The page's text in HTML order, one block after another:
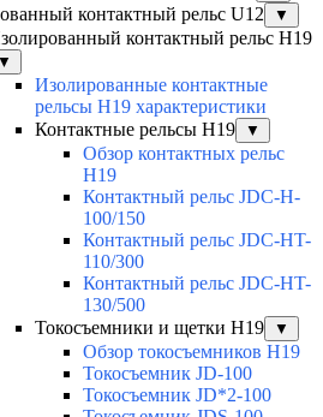
контактный рельс U12 ▼
контактный рельс Н19
▼
Изолированные контактные
рельсы Н19 характеристики
Контактные рельсы H19
▼
Обзор контактных рельс
H19
Контактный рельс JDC-H-
100/150
Контактный рельс JDC-HT-
110/300
Контактный рельс JDC-HT-
130/500
Токосъемники и щетки H19
▼
Обзор токосъемников H19
Токосъемник JD-100
Токосъемник JD*2-100